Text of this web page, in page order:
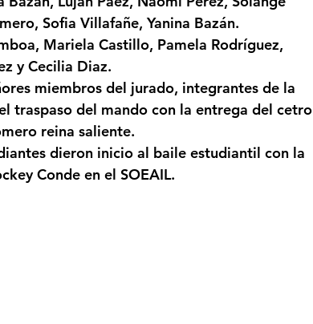
Sofia Villafañe, Yanina Bazán.
y Cecilia Diaz.
traspaso del mando con la entrega del cetro
reina saliente.
Conde en el SOEAIL.